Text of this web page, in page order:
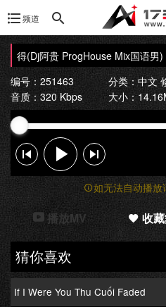
频道
得(Dj阿贵 ProgHouse Mix国语男)
编号：251463
分类：中文
音质：320 Kbps
大小：
如无法自动播
播放MV 收
猜你喜欢
If I Were You Thu Cuối Faded